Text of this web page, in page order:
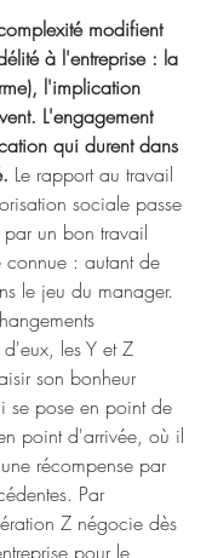
modifient
à l'entreprise : la
l'implication
L'engagement
qui durent dans
Le rapport au travail
sociale passe
un bon travail
connue : autant de
le jeu du manager.
les Y et Z
son bonheur
se pose en point de
point d'arrivée, où il
récompense par
Par
Z négocie dès
pour le